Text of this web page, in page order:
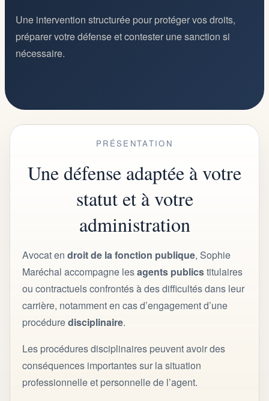
Une intervention structurée pour protéger vos droits,
préparer votre défense et contester une sanction si
nécessaire.
PRÉSENTATION
Une défense adaptée à votre
statut et à votre
administration
Avocat en droit de la fonction publique, Sophie
Maréchal accompagne lesagents publicstitulaires
ou contractuels confrontés à des difficultés dans leur
carrière, notamment en cas d’engagement d’une
procéduredisciplinaire.
Les procédures disciplinaires peuvent avoir des
conséquences importantes sur la situation
professionnelle et personnelle de l’agent.